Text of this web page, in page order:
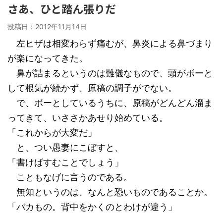
さあ、ひと踏ん張りだ
投稿日： 2012年11月14日
左ヒザは相変わらず痛むが、鼻炎による鼻づまり
が楽になってきた。
鼻が詰まるというのは難儀なもので、頭がボーと
して根気が続かず、原稿の調子がでない。
で、ボーとしているうちに、原稿がどんどん溜ま
ってきて、いささかあせり始めている。
「これからが大変だ」
と、つい愚妻にこぼすと、
「書けばすむことでしょう」
こともなげに言うのである。
無知というのは、なんと恐いものであることか。
「バカもの。背中をかくのとわけが違う」